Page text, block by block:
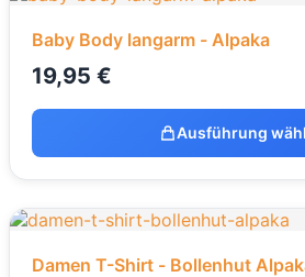
Baby Body langarm - Alpaka
19,95 €
Ausführung
Damen T-Shirt - Bollenhut